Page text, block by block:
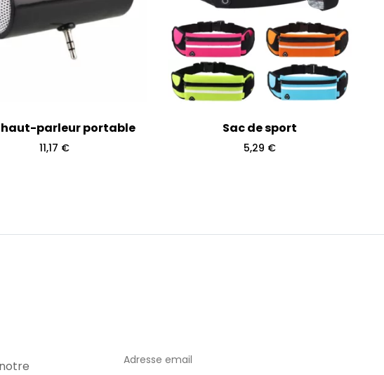
haut-parleur portable
11,17 €
Sac de sport
5,29 €